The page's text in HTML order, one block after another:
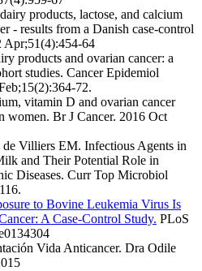
products, lactose, and calcium
- results from a Danish case-control
Apr;51(4):454-64
products and ovarian cancer: a
studies. Cancer Epidemiol
72.
vitamin D and ovarian cancer
women. Br J Cancer. 2016 Oct
de Villiers EM. Infectious Agents in
and Their Potential Role in
Diseases. Curr Top Microbiol
to Bovine Leukemia Virus Is
A Case-Control Study. PLoS
Vida Anticancer. Dra Odile